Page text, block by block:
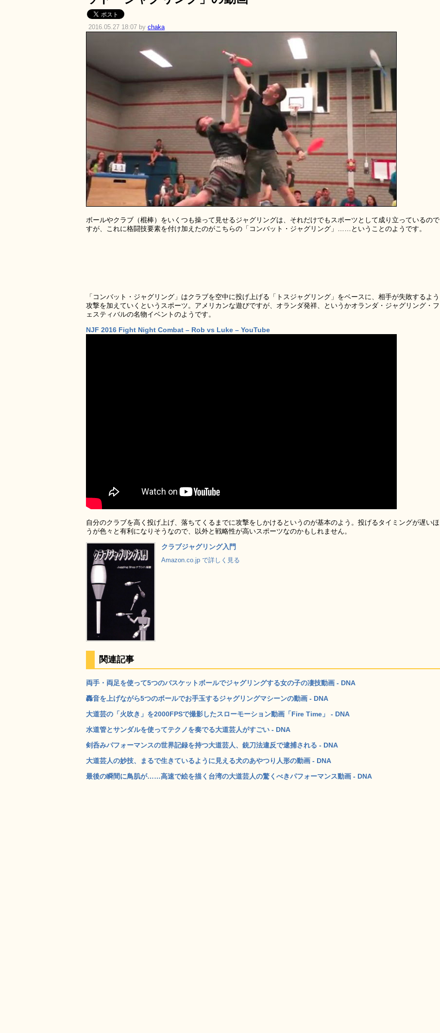
2016.05.27 18:07 by chaka
ボールやクラブ（棍棒）をいくつも操って見せるジャグリングは、それだけでもスポーツとして成り立っているので
すが、これに格闘技要素を付け加えたのがこちらの「コンバット・ジャグリング」……ということのようです。
「コンバット・ジャグリング」はクラブを空中に投げ上げる「トスジャグリング」をベースに、相手が失敗するよう
攻撃を加えていくというスポーツ。アメリカンな遊びですが、オランダ発祥、というかオランダ・ジャグリング・フ
ェスティバルの名物イベントのようです。
NJF 2016 Fight Night Combat – Rob vs Luke – YouTube
自分のクラブを高く投げ上げ、落ちてくるまでに攻撃をしかけるというのが基本のよう。投げるタイミングが遅いほ
うが色々と有利になりそうなので、以外と戦略性が高いスポーツなのかもしれません。
クラブジャグリング入門
Amazon.co.jp で詳しく見る
関連記事
両手・両足を使って5つのバスケットボールでジャグリングする女の子の凄技動画 - DNA
轟音を上げながら5つのボールでお手玉するジャグリングマシーンの動画 - DNA
大道芸の「火吹き」を2000FPSで撮影したスローモーション動画「Fire Time」 - DNA
水道管とサンダルを使ってテクノを奏でる大道芸人がすごい - DNA
剣呑みパフォーマンスの世界記録を持つ大道芸人、銃刀法違反で逮捕される - DNA
大道芸人の妙技、まるで生きているように見える犬のあやつり人形の動画 - DNA
最後の瞬間に鳥肌が……高速で絵を描く台湾の大道芸人の驚くべきパフォーマンス動画 - DNA